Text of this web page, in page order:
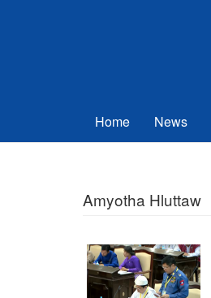
Home News
Amyotha Hluttaw